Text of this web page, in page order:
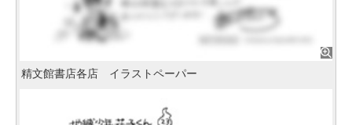
精文館書店各店 イラストペーパー